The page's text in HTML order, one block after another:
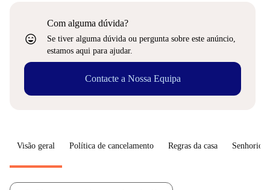
sentiment_very_satisfied
Com alguma dúvida?
Se tiver alguma dúvida ou pergunta sobre este anúncio,
estamos aqui para ajudar.
Contacte a Nossa Equipa
Visão geral Política de cancelamento Regras da casa Senhorio